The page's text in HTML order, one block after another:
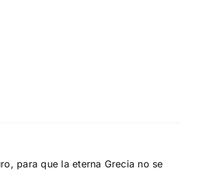
para que la eterna Grecia no se